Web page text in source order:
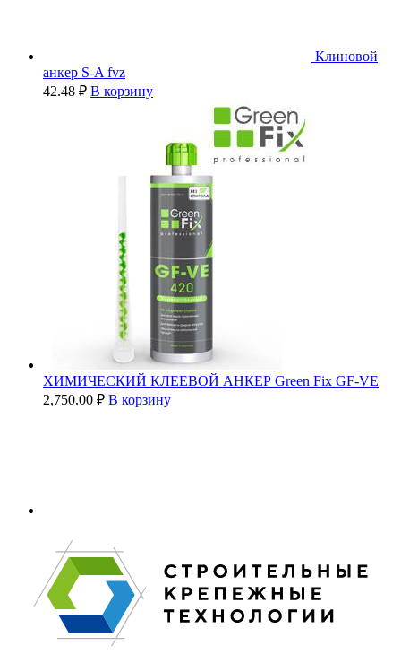
Клиновой
анкер S-A fvz
42.48 ₽ В корзину
ХИМИЧЕСКИЙ КЛЕЕВОЙ АНКЕР Green Fix GF-VE
2,750.00 ₽ В корзину